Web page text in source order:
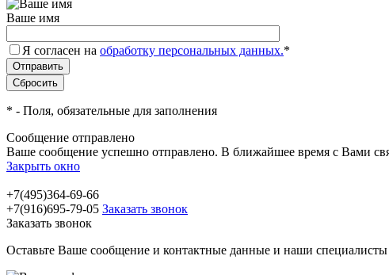
Ваше имя
Я согласен на обработку персональных данных.*
* - Поля, обязательные для заполнения
Сообщение отправлено
Ваше сообщение успешно отправлено. В ближайшее время с Вами
Закрыть окно
+7(495)364-69-66
+7(916)695-79-05 Заказать звонок
Заказать звонок
Оставьте Ваше сообщение и контактные данные и наши